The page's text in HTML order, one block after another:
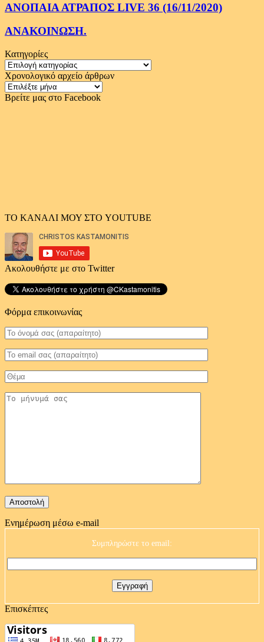
ΑΝΟΠΑΙΑ ΑΤΡΑΠΟΣ LIVE 36 (16/11/2020)
ΑΝΑΚΟΙΝΩΣΗ.
Κατηγορίες
Κατηγορίες
Χρονολογικό αρχείο άρθρων
Χρονολογικό
αρχείο
Βρείτε μας στο Facebook
ΤΟ ΚΑΝΑΛΙ ΜΟΥ ΣΤΟ YOUTUBE
Ακολουθήστε με στο Twitter
Φόρμα επικοινωνίας
Ενημέρωση μέσω e-mail
Συμπληρώστε το email:
Επισκέπτες